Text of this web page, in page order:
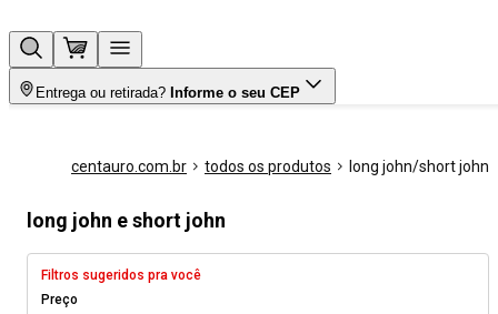
Entrega ou retirada? Informe o seu CEP
centauro.com.br todos os produtos long john/short john
long john e short john
Filtros sugeridos pra você
Preço